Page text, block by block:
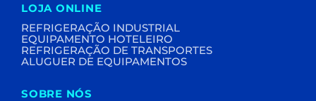
LOJA ONLINE
REFRIGERAÇÃO INDUSTRIAL
EQUIPAMENTO HOTELEIRO
REFRIGERAÇÃO DE TRANSPORTES
ALUGUER DE EQUIPAMENTOS
SOBRE NÓS